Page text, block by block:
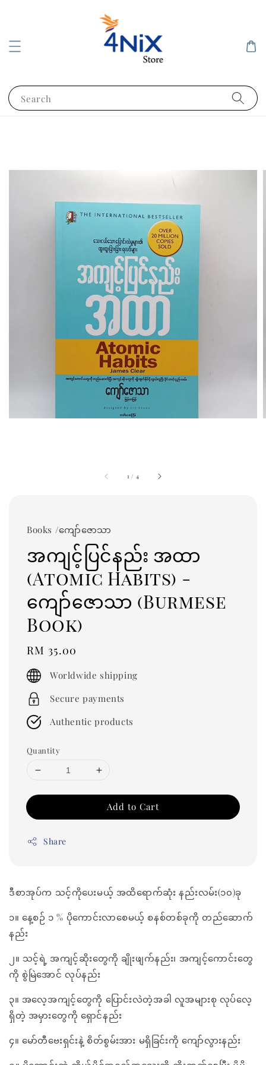
Search
1 / 4
Books /ကျော်ဇောသာ
အကျင့်ပြင်နည်း အထာ
(Atomic Habits) -
ကျော်ဇောသာ (Burmese
Book)
Regular
price
RM 35.00
Worldwide shipping
Secure payments
Authentic products
Quantity
Add to Cart
Share
ဒီစာအုပ်က သင့်ကိုပေးမယ့် အထိရောက်ဆုံး နည်းလမ်း(၁၀)ခု
၁။ နေ့စဉ် ၁ % ပိုကောင်းလာစေမယ့် စနစ်တစ်ခုကို တည်ဆောက်
နည်း
၂။ သင့်ရဲ့ အကျင့်ဆိုးတွေကို ချိုးဖျက်နည်း၊ အကျင့်ကောင်းတွေ
ကို စွဲမြဲအောင် လုပ်နည်း
၃။ အလေ့အကျင့်တွေကို ပြောင်းလဲတဲ့အခါ လူအများစု လုပ်လေ့
ရှိတဲ့ အမှားတွေကို ရှောင်နည်း
၄။ မော်တီဗေးရှင်းနဲ့ စိတ်စွမ်းအား မရှိခြင်းကို ကျော်လွားနည်း